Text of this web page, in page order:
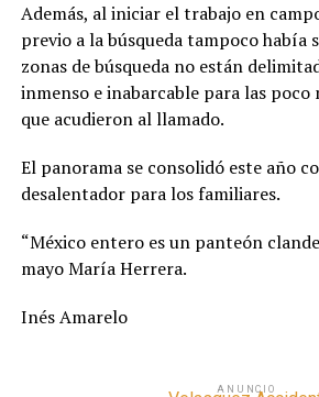
Además, al iniciar el trabajo en
previo a la búsqueda tampoco había
zonas de búsqueda no están
inmenso e inabarcable para las poco
que acudieron al llamado.
El panorama se consolidó este año
desalentador para los familiares.
“México entero es un panteón
mayo María Herrera.
Inés Amarelo
ANUNCIO